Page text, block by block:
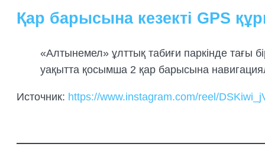
Қар барысына кезекті GPS
«Алтынемел» ұлттық табиғи паркінде тағы
уақытта қосымша 2 қар барысына
Источник: https://www.instagram.com/reel/